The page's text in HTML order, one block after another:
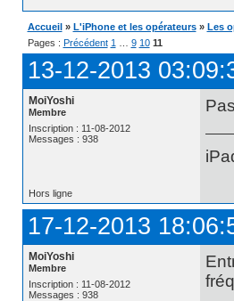
Accueil » L'iPhone et les opérateurs » Les
Pages : Précédent 1 9 10 11
13-12-2013
MoiYoshi
Membre
Inscription : 11-08-2012
Messages : 938
Hors ligne
17-12-2013
MoiYoshi
Membre
Inscription : 11-08-2012
Messages : 938